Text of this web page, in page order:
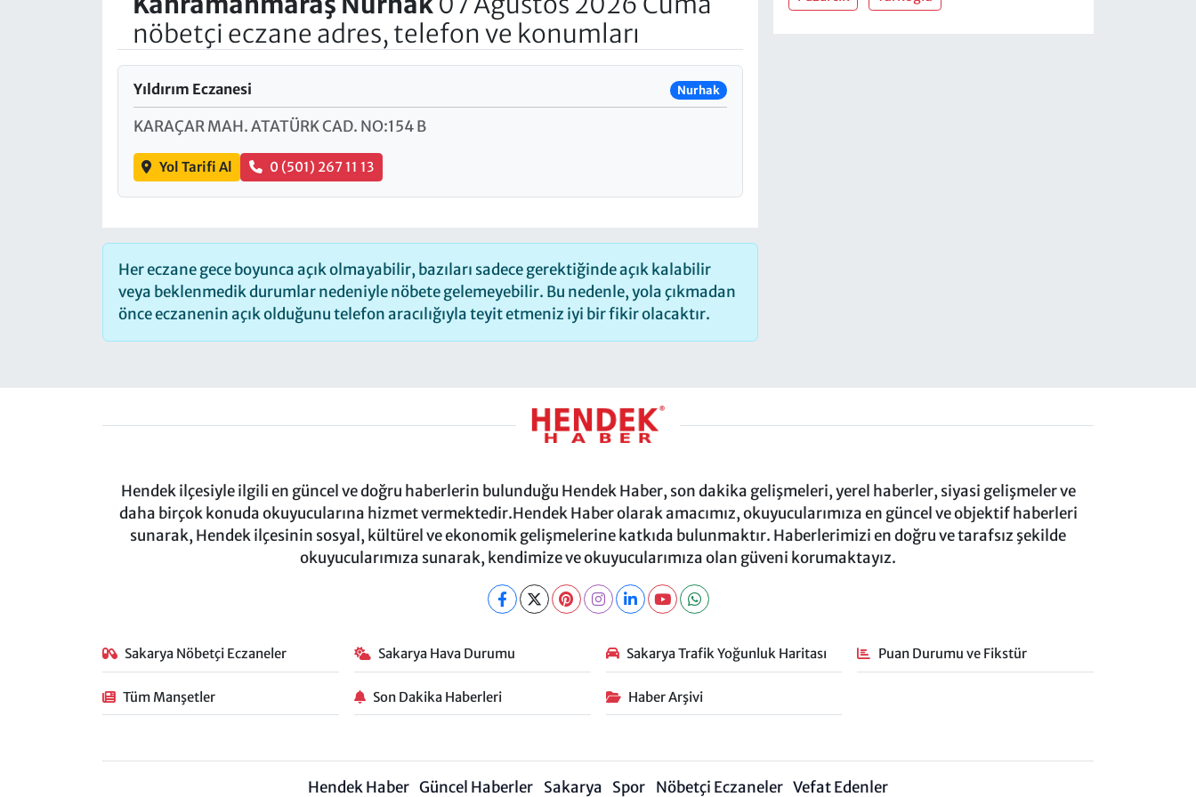
nöbetçi eczane adres, telefon ve konumları
Yıldırım Eczanesi Nurhak
KARAÇAR MAH. ATATÜRK CAD. NO:154 B
Yol Tarifi Al 0 (501) 267 11 13
Her eczane gece boyunca açık olmayabilir, bazıları sadece gerektiğinde açık kalabilir
veya beklenmedik durumlar nedeniyle nöbete gelemeyebilir. Bu nedenle, yola çıkmadan
önce eczanenin açık olduğunu telefon aracılığıyla teyit etmeniz iyi bir fikir olacaktır.
Hendek ilçesiyle ilgili en güncel ve doğru haberlerin bulunduğu Hendek Haber, son dakika gelişmeleri, yerel haberler, siyasi gelişmeler ve
daha birçok konuda okuyucularına hizmet vermektedir.Hendek Haber olarak amacımız, okuyucularımıza en güncel ve objektif haberleri
sunarak, Hendek ilçesinin sosyal, kültürel ve ekonomik gelişmelerine katkıda bulunmaktır. Haberlerimizi en doğru ve tarafsız şekilde
okuyucularımıza sunarak, kendimize ve okuyucularımıza olan güveni korumaktayız.
Sakarya Nöbetçi Eczaneler Sakarya Hava Durumu Sakarya Trafik Yoğunluk Haritası Puan Durumu ve Fikstür
Tüm Manşetler Son Dakika Haberleri Haber Arşivi
Hendek Haber Güncel Haberler Sakarya Spor Nöbetçi Eczaneler Vefat Edenler